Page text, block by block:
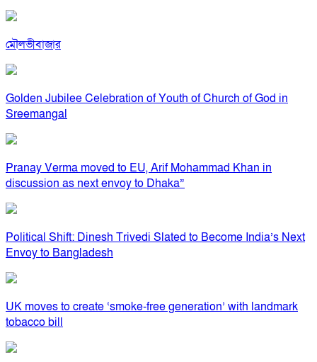
মৌলভীবাজার
Golden Jubilee Celebration of Youth of Church of God in
Sreemangal
Pranay Verma moved to EU, Arif Mohammad Khan in
discussion as next envoy to Dhaka”
Political Shift: Dinesh Trivedi Slated to Become India’s Next
Envoy to Bangladesh
UK moves to create ‘smoke-free generation’ with landmark
tobacco bill